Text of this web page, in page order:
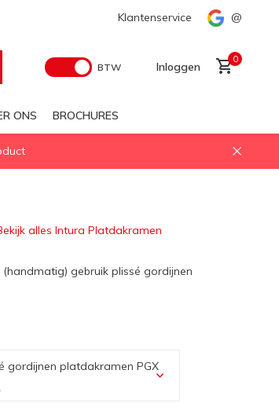
geïsoleerd daglichtoplossing Snelle levering
Klantenservice @
BTW Inloggen
0
ONS BROCHURES
alles Intura Platdakramen
gebruik plissé gordijnen
gordijnen platdakramen PGX